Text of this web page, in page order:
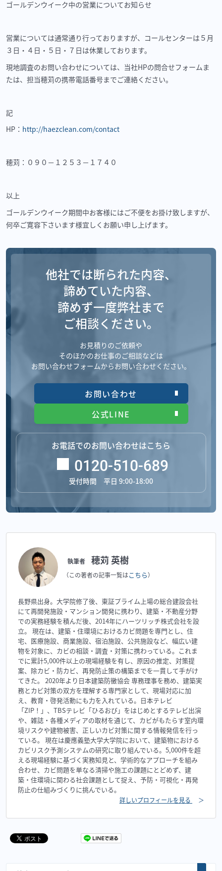
ゴールデンウイーク中の営業についてお知らせ
営業については通常通り行っておりますが、コールセンターは５月
３日・４日・５日・７日は休業しております。
現地調査のお問い合わせについては、当社HPの問合せフォームま
たは、担当穂苅の携帯電話番号までご連絡ください。
記
HP： http://haezclean.com/contact
穂苅：０９０－１２５３－１７４０
以上
ゴールデンウイーク期間中お客様にはご不便をお掛け致しますが、
何卒ご寛容下さいます様宜しくお願い申し上げます。
他社では断られた内容、
諦めていた内容、
諦めず一度弊社まで
ご相談ください。
お見積りのご依頼や
そのほかのお仕事のご相談などは
お問い合わせフォームからお問い合わせください。
お問い合わせ
公式LINE
お電話でのお問い合わせはこちら
0120-510-689
受付時間 平日 9:00-18:00
執筆者 穂苅 英樹
（この著者の記事一覧はこちら）
長野県出身。大学院修了後、東証プライム上場の総合建設会社
にて再開発施設・マンション開発に携わり、建築・不動産分野
での実務経験を積んだ後、2014年にハーツリッチ株式会社を設
立。 現在は、建築・住環境におけるカビ問題を専門とし、住
宅、医療施設、商業施設、宿泊施設、公共施設など、幅広い建
物を対象に、カビの相談・調査・対策に携わっている。これま
でに累計5,000件以上の現場経験を有し、原因の推定、対策提
案、除カビ・防カビ、再発防止策の構築までを一貫して手がけ
てきた。 2020年より日本建築防黴協会 専務理事を務め、建築実
務とカビ対策の双方を理解する専門家として、現場対応に加
え、教育・啓発活動にも力を入れている。日本テレビ
「ZIP！」、TBSテレビ「ひるおび」をはじめとするテレビ出演
や、雑誌・各種メディアの取材を通じて、カビがもたらす室内環
境リスクや建物被害、正しいカビ対策に関する情報発信を行っ
ている。 現在は慶應義塾大学大学院において、建築物における
カビリスク予測システムの研究に取り組んでいる。5,000件を超
える現場経験に基づく実務知見と、学術的なアプローチを組み
合わせ、カビ問題を単なる清掃や施工の課題にとどめず、建
築・住環境に関わる社会課題として捉え、予防・可視化・再発
防止の仕組みづくりに挑んでいる。
詳しいプロフィールを見る ＞